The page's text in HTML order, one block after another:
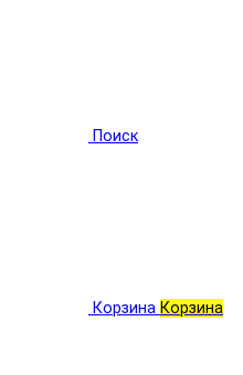
Поиск
Корзина Корзина